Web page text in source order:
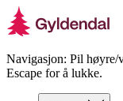
Navigasjon: Pil høyre/
Escape for å lukke.